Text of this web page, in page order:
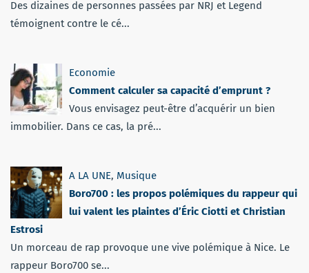
Des dizaines de personnes passées par NRJ et Legend
témoignent contre le cé...
Economie
Comment calculer sa capacité d’emprunt ?
Vous envisagez peut-être d’acquérir un bien
immobilier. Dans ce cas, la pré...
A LA UNE, Musique
Boro700 : les propos polémiques du rappeur qui
lui valent les plaintes d’Éric Ciotti et Christian
Estrosi
Un morceau de rap provoque une vive polémique à Nice. Le
rappeur Boro700 se...